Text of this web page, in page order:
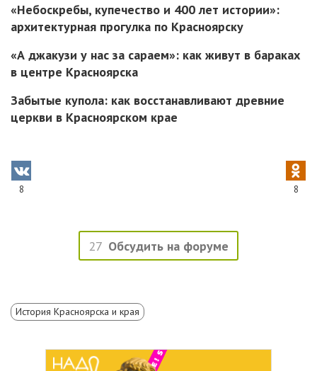
«Небоскребы, купечество и 400 лет истории»:
архитектурная прогулка по Красноярску
«А джакузи у нас за сараем»: как живут в бараках
в центре Красноярска
Забытые купола: как восстанавливают древние
церкви в Красноярском крае
8 8
27 Обсудить на форуме
История Красноярска и края